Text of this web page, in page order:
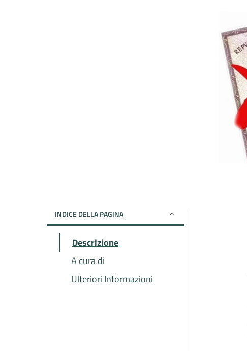
INDICE DELLA PAGINA
Descrizione
A cura di
Ulteriori Informazioni